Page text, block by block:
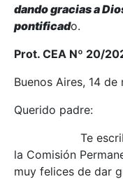
dando gracias a
pontificado.
Prot. CEA Nº 20/
Buenos Aires, 14
Querido padre:
Te escribimos
la Comisión
muy felices de dar